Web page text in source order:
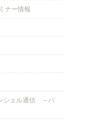
ナー情報
シェル通信 ～バ